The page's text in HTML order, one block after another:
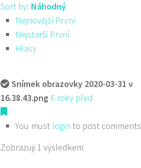
Sort by: Náhodný
Nejnovější První
Nejstarší První
Hlasy
Snímek obrazovky 2020-03-31 v
16.38.43.png 6 roky před
You must login to post comments
Zobrazuji 1 výsledkem